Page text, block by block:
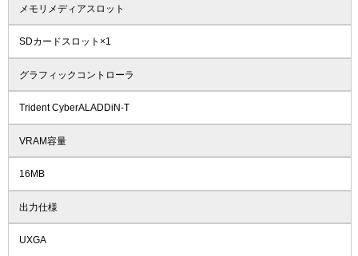
メモリメディアスロット
SDカードスロット×1
グラフィックコントローラ
Trident CyberALADDiN-T
VRAM容量
16MB
出力仕様
UXGA